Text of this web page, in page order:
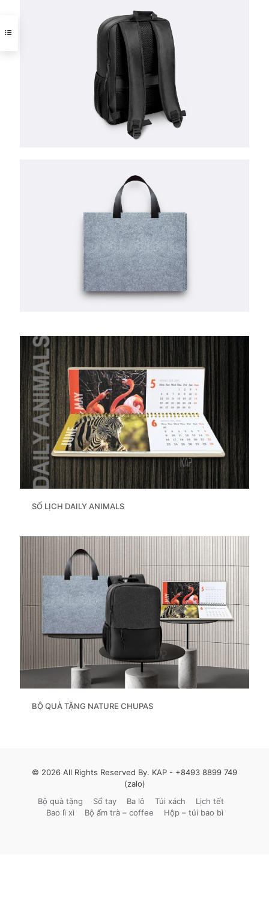
SỔ LỊCH DAILY ANIMALS
BỘ QUÀ TẶNG NATURE CHUPAS
© 2026 All Rights Reserved By. KAP - +8493 8899 749
(zalo)
Bộ quà tặng
Sổ tay Ba lô Túi xách
Lịch tết
Bao lì xì
Bộ ấm trà – coffee Hộp – túi bao bì